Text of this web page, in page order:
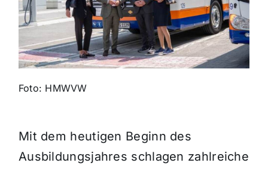
Foto: HMWVW
Mit dem heutigen Beginn des
Ausbildungsjahres schlagen zahlreiche